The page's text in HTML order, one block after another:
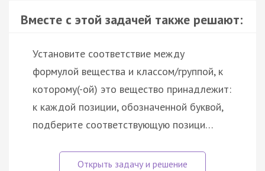
Вместе с этой задачей также решают:
Установите соответствие между
формулой вещества и классом/группой, к
которому(-ой) это вещество принадлежит:
к каждой позиции, обозначенной буквой,
подберите соответствующую позици…